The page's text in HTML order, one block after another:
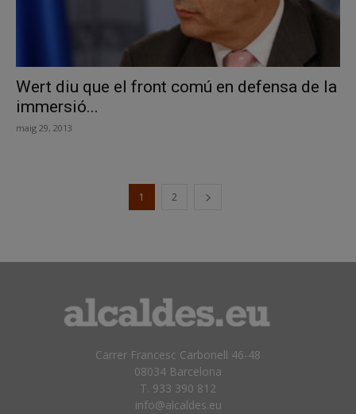
Wert diu que el front comú en defensa de la
immersió...
maig 29, 2013
1 2
Carrer Francesc Carbonell 46-48
08034 Barcelona
T. 933 390 812
info@alcaldes.eu